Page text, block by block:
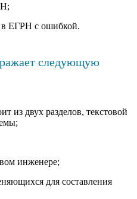
ЕГРН с ошибкой.
следующую
из двух разделов, текстовой
инженере;
для составления